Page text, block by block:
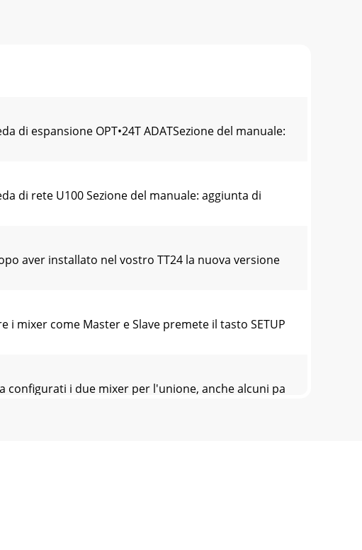
di espansione OPT•24T ADATSezione del manuale:
di rete U100 Sezione del manuale: aggiunta di
aver installato nel vostro TT24 la nuova versione
i mixer come Master e Slave premete il tasto SETUP
configurati i due mixer per l'unione, anche alcuni pa